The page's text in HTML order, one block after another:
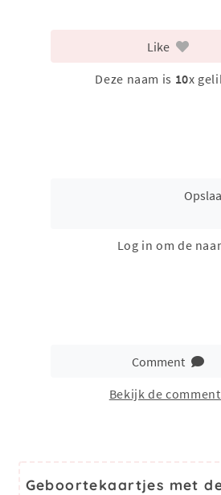
Like
Deze naam is 10x
Log in om de
Comment
Bekijk de
Geboortekaartjes met